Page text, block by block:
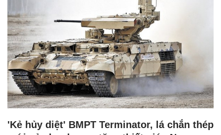
'Kẻ hủy diệt' BMPT Terminator, lá chắn thép